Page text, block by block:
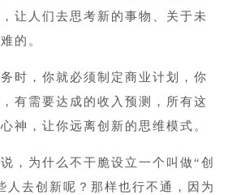
让人们去思考新的事物、关于未
的。
时，你就必须制定商业计划，你
有需要达成的收入预测，所有这
神，让你远离创新的思维模式。
，为什么不干脆设立一个叫做“创
人去创新呢？那样也行不通，因为